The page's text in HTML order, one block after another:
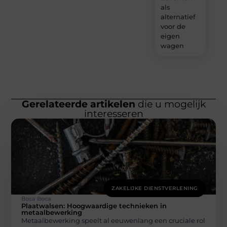
als
alternatief
voor de
eigen
wagen
Gerelateerde artikelen die u mogelijk
interesseren
ZAKELIJKE DIENSTVERLENING
Boca Boca
Plaatwalsen: Hoogwaardige technieken in
metaalbewerking
Metaalbewerking speelt al eeuwenlang een cruciale rol